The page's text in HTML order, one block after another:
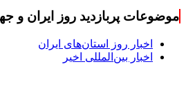
موضوعات پربازدید روز ایران و
اخبار روز استان‌های ایران
اخبار بین‌المللی اخیر